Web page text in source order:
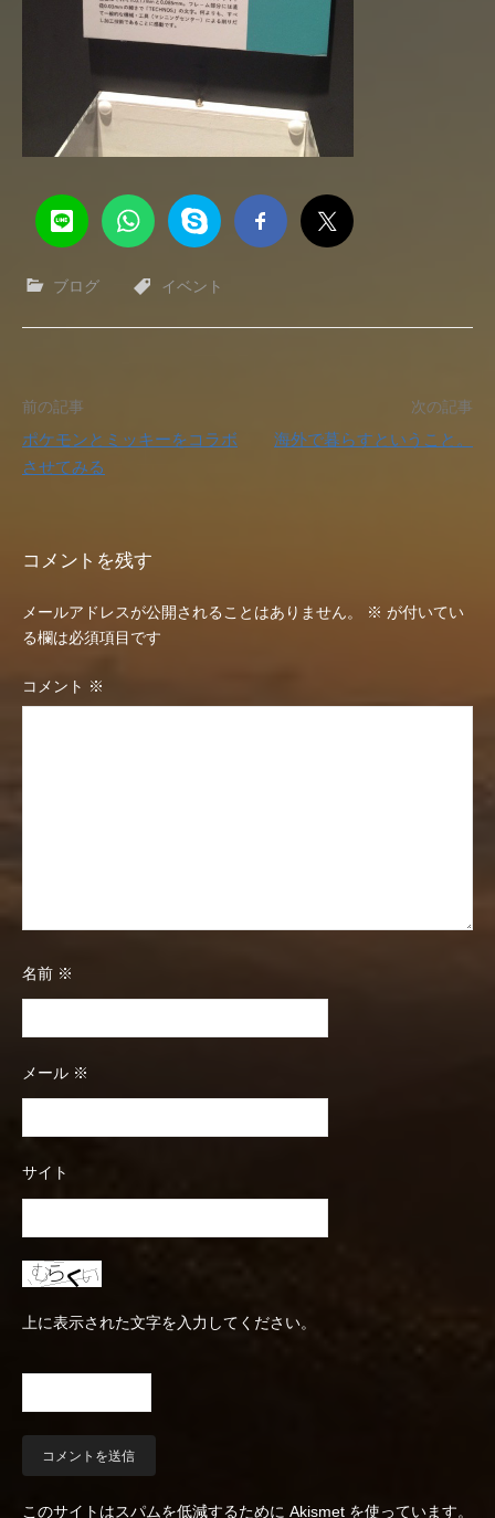
ブログ イベント
投
稿
ビ
ゲ
ー
シ
前の記事
ポケモンとミッキーをコラボ
させてみる
次の記事
海外で暮らすということ。
コメントを残す
メールアドレスが公開されることはありません。 ※ が付いてい
る欄は必須項目です
コメント ※
名前 ※
メール ※
サイト
上に表示された文字を入力してください。
このサイトはスパムを低減するために Akismet を使っています。